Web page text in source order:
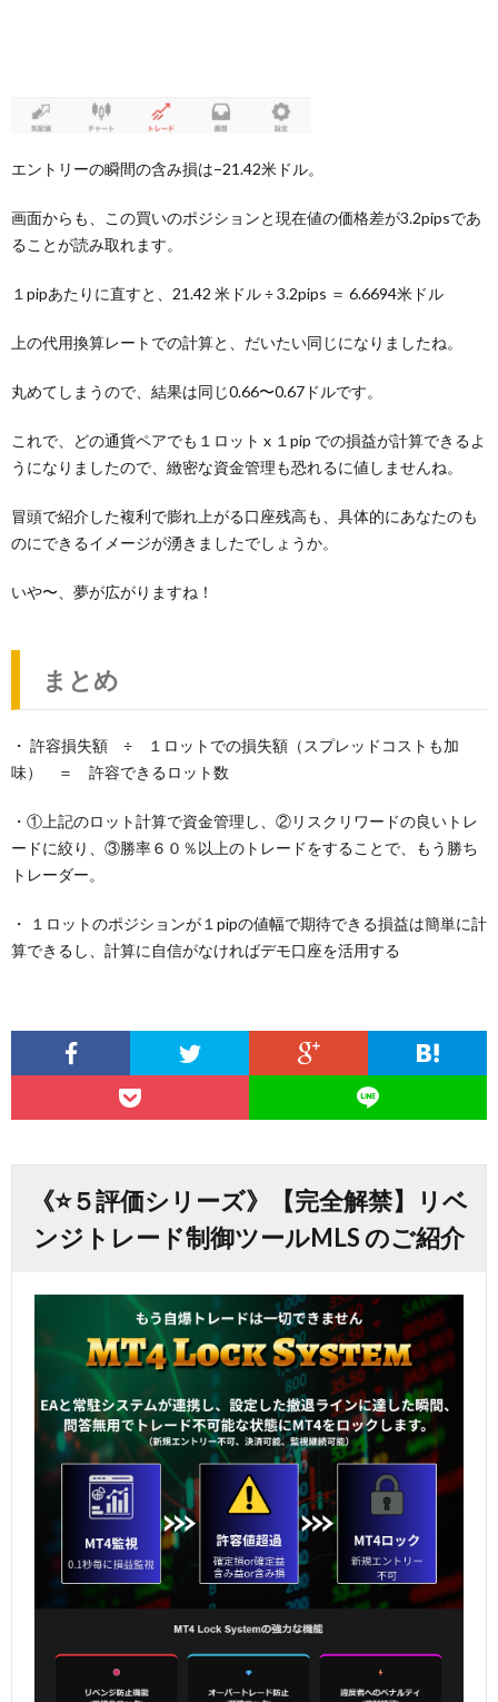
エントリーの瞬間の含み損は−21.42米ドル。
画面からも、この買いのポジションと現在値の価格差が3.2pipsであ
ることが読み取れます。
１pipあたりに直すと、21.42 米ドル ÷ 3.2pips ＝ 6.6694米ドル
上の代用換算レートでの計算と、だいたい同じになりましたね。
丸めてしまうので、結果は同じ0.66〜0.67ドルです。
これで、どの通貨ペアでも１ロット x １pip での損益が計算できるよ
うになりましたので、緻密な資金管理も恐れるに値しませんね。
冒頭で紹介した複利で膨れ上がる口座残高も、具体的にあなたのも
のにできるイメージが湧きましたでしょうか。
いや〜、夢が広がりますね！
まとめ
・ 許容損失額 ÷ １ロットでの損失額（スプレッドコストも加
味） ＝ 許容できるロット数
・①上記のロット計算で資金管理し、②リスクリワードの良いトレ
ードに絞り、③勝率６０％以上のトレードをすることで、もう勝ち
トレーダー。
・ １ロットのポジションが１pipの値幅で期待できる損益は簡単に計
算できるし、計算に自信がなければデモ口座を活用する
《⭐️５評価シリーズ》【完全解禁】リベ
ンジトレード制御ツールMLS のご紹介